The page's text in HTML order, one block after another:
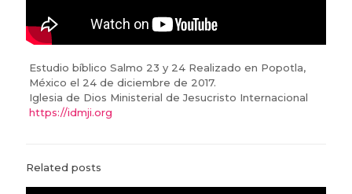
Estudio bíblico Salmo 23 y 24 Realizado en Popotla,
México el 24 de diciembre de 2017.
Iglesia de Dios Ministerial de Jesucristo Internacional
https://idmji.org
Related posts